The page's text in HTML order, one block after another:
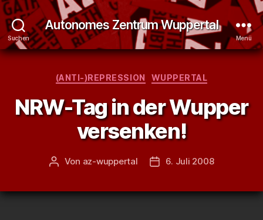
Suchen
Autonomes Zentrum Wuppertal
Menü
Kategorien
(ANTI-)REPRESSION WUPPERTAL
NRW-Tag in der Wupper
versenken!
Beitragsautor
Von az-wuppertal Veröffentlichungsdatum
6. Juli 2008